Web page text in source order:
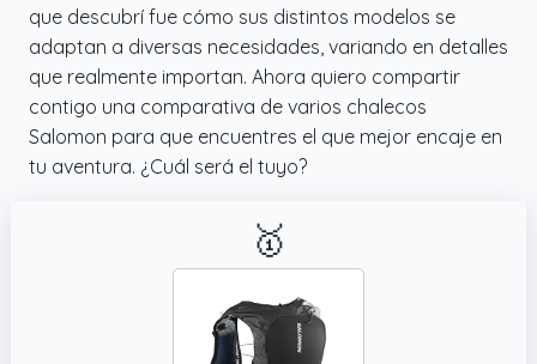
que descubrí fue cómo sus distintos modelos se
adaptan a diversas necesidades, variando en detalles
que realmente importan. Ahora quiero compartir
contigo una comparativa de varios chalecos
Salomon para que encuentres el que mejor encaje en
tu aventura. ¿Cuál será el tuyo?
🥇